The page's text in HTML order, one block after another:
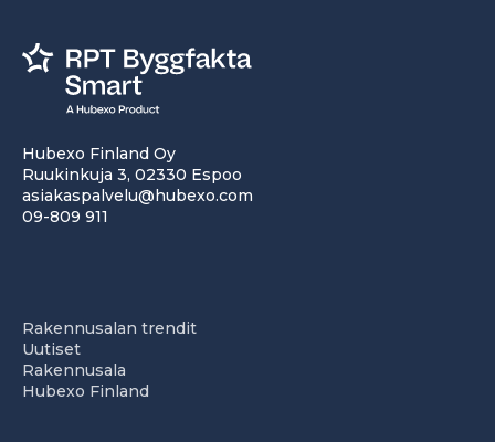
Hubexo Finland Oy
Ruukinkuja 3, 02330 Espoo
asiakaspalvelu@hubexo.com
09-809 911
Rakennusalan trendit
Uutiset
Rakennusala
Hubexo Finland